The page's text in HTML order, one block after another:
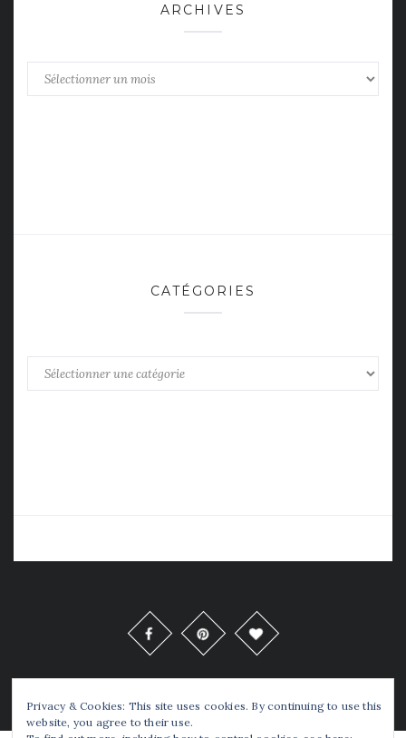
Privacy & Cookies: This site uses cookies. By continuing to use this
website, you agree to their use.
ARCHIVES
Archives
CATÉGORIES
Catégories